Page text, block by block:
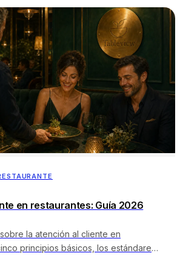
en restaurantes: Guía 2026
la atención al cliente en
principios básicos, los estándares